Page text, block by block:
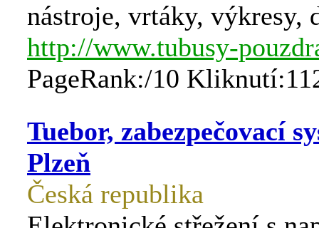
nástroje, vrtáky, výkresy,
http://www.tubusy-
PageRank:/10
Tuebor, zabezpečovací
Plzeň
Česká republika